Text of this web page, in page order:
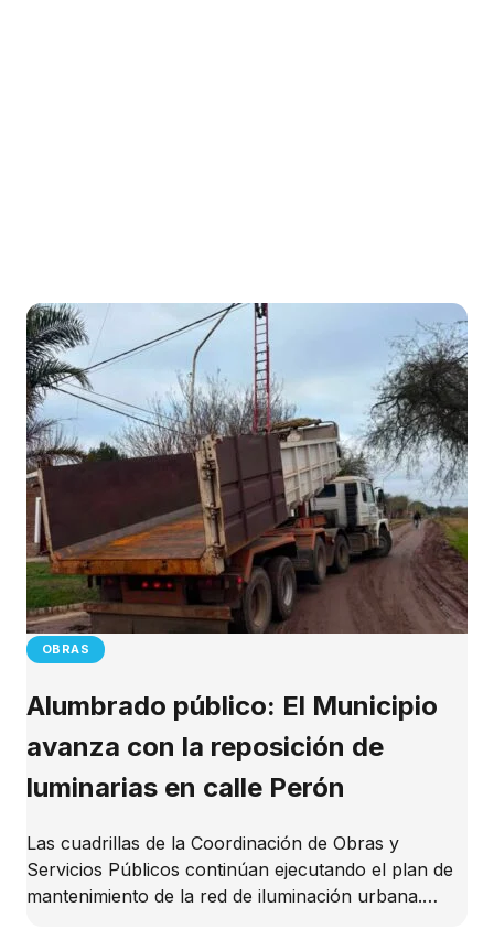
OBRAS
Alumbrado público: El Municipio
avanza con la reposición de
luminarias en calle Perón
Las cuadrillas de la Coordinación de Obras y
Servicios Públicos continúan ejecutando el plan de
mantenimiento de la red de iluminación urbana.…